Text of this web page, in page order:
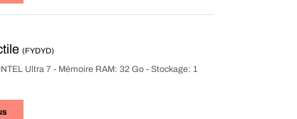
(FYDYD)
Ultra 7 - Mémoire RAM: 32 Go - Stockage: 1